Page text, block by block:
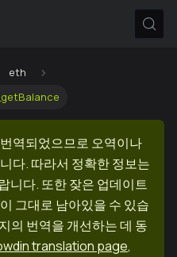
eth
역되었으므로 오역이나
다. 따라서 정확한 정보는
니다. 또한 잦은 업데이트
그대로 남아있을 수 있습
의 번역을 개선하는 데 동
translation page,